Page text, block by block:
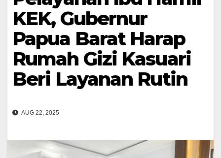
KEK, Gubernur
Papua Barat Harap
Rumah Gizi Kasuari
Beri Layanan Rutin
AUG 22, 2025